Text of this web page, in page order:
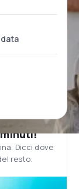
Dicci dove
resto.